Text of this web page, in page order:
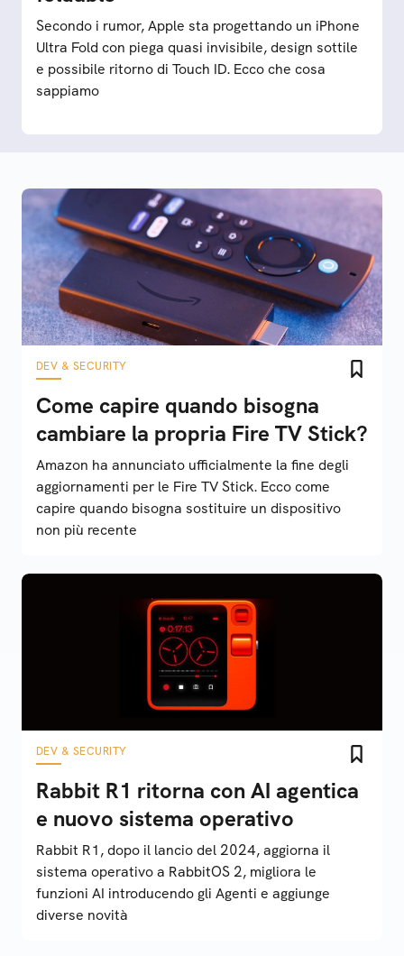
Secondo i rumor, Apple sta progettando un iPhone
Ultra Fold con piega quasi invisibile, design sottile
e possibile ritorno di Touch ID. Ecco che cosa
sappiamo
DEV & SECURITY
Come capire quando bisogna
cambiare la propria Fire TV Stick?
Amazon ha annunciato ufficialmente la fine degli
aggiornamenti per le Fire TV Stick. Ecco come
capire quando bisogna sostituire un dispositivo
non più recente
DEV & SECURITY
Rabbit R1 ritorna con AI agentica
e nuovo sistema operativo
Rabbit R1, dopo il lancio del 2024, aggiorna il
sistema operativo a RabbitOS 2, migliora le
funzioni AI introducendo gli Agenti e aggiunge
diverse novità